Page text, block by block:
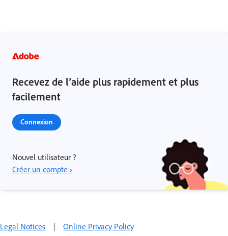
Recevez de l’aide plus rapidement et plus
facilement
Connexion
Nouvel utilisateur ?
Créer un compte ›
Legal Notices | Online Privacy Policy